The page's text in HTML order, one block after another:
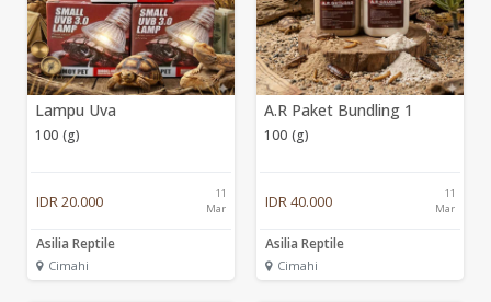
Lampu Uva
100 (g)
IDR 20.000
11
Mar
Asilia Reptile
Cimahi
A.R Paket Bundling 1
100 (g)
IDR 40.000
11
Mar
Asilia Reptile
Cimahi